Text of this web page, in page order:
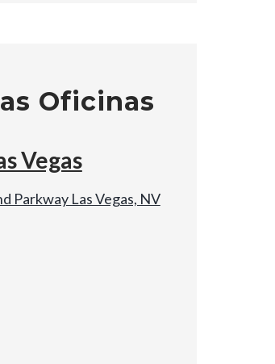
Oficinas
Vegas
Parkway Las Vegas, NV